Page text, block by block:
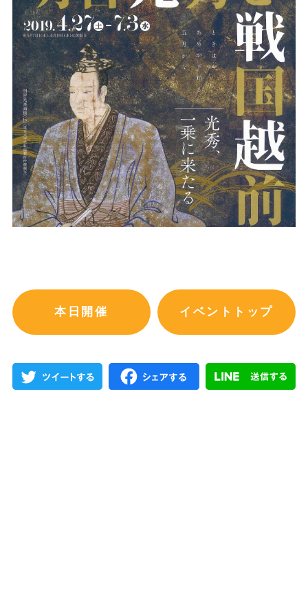
本日開催 イベントトップ